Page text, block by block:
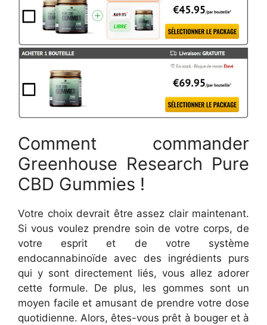
Comment commander
Greenhouse Research Pure
CBD Gummies !
Votre choix devrait être assez clair maintenant.
Si vous voulez prendre soin de votre corps, de
votre esprit et de votre système
endocannabinoïde avec des ingrédients purs
qui y sont directement liés, vous allez adorer
cette formule. De plus, les gommes sont un
moyen facile et amusant de prendre votre dose
quotidienne. Alors, êtes-vous prêt à bouger et à